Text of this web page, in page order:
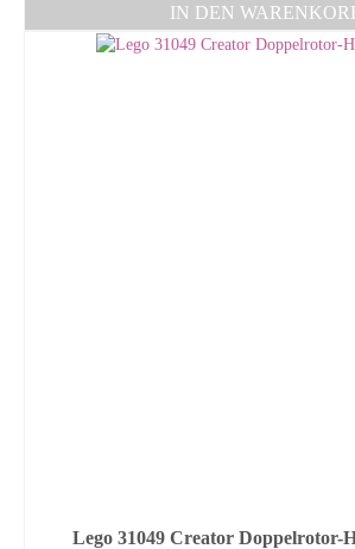
IN DEN
Lego 31049 Creator Doppelrotor-